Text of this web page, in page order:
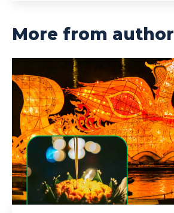
More from author